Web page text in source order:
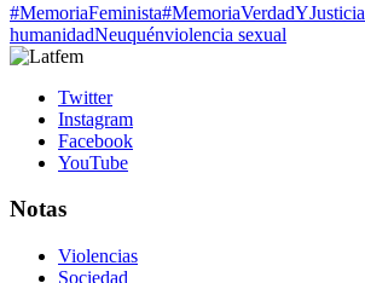
#MemoriaFeminista#MemoriaVerdadYJusticia
humanidadNeuquénviolencia sexual
Twitter
Instagram
Facebook
YouTube
Notas
Violencias
Sociedad